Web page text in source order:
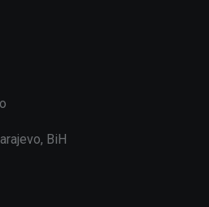
BiH